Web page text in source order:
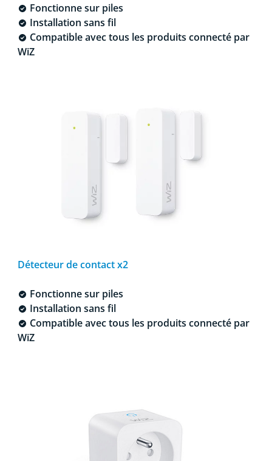
Fonctionne sur piles
Installation sans fil
Compatible avec tous les produits connecté par
WiZ
Détecteur de contact x2
Fonctionne sur piles
Installation sans fil
Compatible avec tous les produits connecté par
WiZ